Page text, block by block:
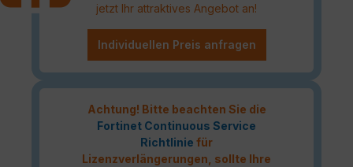
jetzt Ihr attraktives Angebot an!
Individuellen Preis anfragen
Achtung! Bitte beachten Sie die
Fortinet Continuous Service
Richtlinie für
Lizenzverlängerungen, sollte Ihre